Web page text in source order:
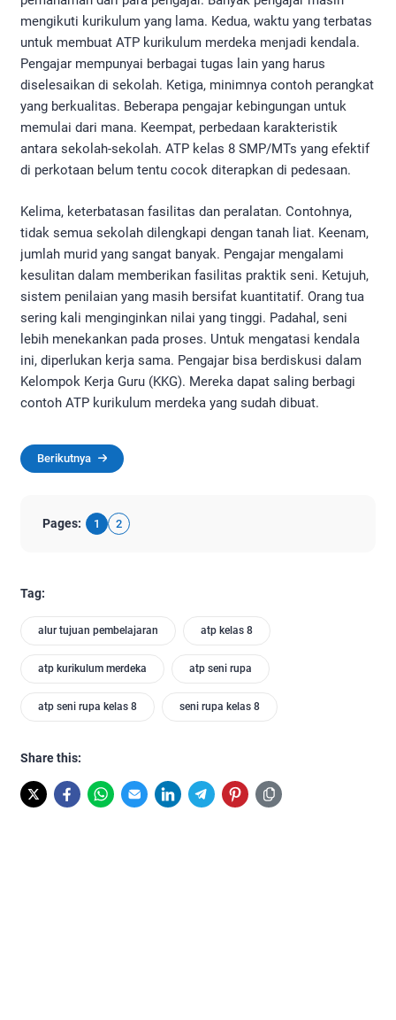
mengikuti kurikulum yang lama. Kedua, waktu yang terbatas
untuk membuat ATP kurikulum merdeka menjadi kendala.
Pengajar mempunyai berbagai tugas lain yang harus
diselesaikan di sekolah. Ketiga, minimnya contoh perangkat
yang berkualitas. Beberapa pengajar kebingungan untuk
memulai dari mana. Keempat, perbedaan karakteristik
antara sekolah-sekolah. ATP kelas 8 SMP/MTs yang efektif
di perkotaan belum tentu cocok diterapkan di pedesaan.
Kelima, keterbatasan fasilitas dan peralatan. Contohnya,
tidak semua sekolah dilengkapi dengan tanah liat. Keenam,
jumlah murid yang sangat banyak. Pengajar mengalami
kesulitan dalam memberikan fasilitas praktik seni. Ketujuh,
sistem penilaian yang masih bersifat kuantitatif. Orang tua
sering kali menginginkan nilai yang tinggi. Padahal, seni
lebih menekankan pada proses. Untuk mengatasi kendala
ini, diperlukan kerja sama. Pengajar bisa berdiskusi dalam
Kelompok Kerja Guru (KKG). Mereka dapat saling berbagi
contoh ATP kurikulum merdeka yang sudah dibuat.
Berikutnya
Pages: 1 2
Tag:
alur tujuan pembelajaran atp kelas 8
atp kurikulum merdeka atp seni rupa
atp seni rupa kelas 8 seni rupa kelas 8
Share this: